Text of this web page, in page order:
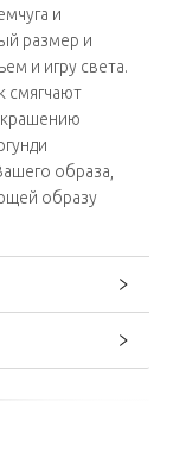
и
размер и
и игру света.
смягчают
образа,
образу